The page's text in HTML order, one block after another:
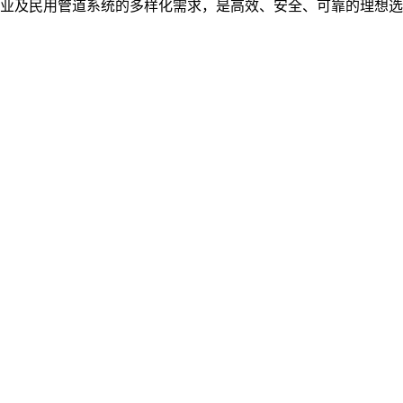
及民用管道系统的多样化需求，是高效、安全、可靠的理想